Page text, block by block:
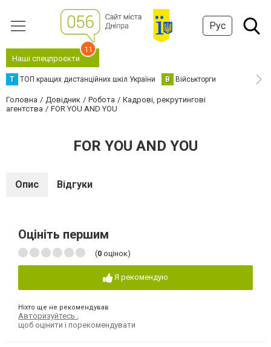
Рус
Наші спецпроєкти
11
Т ТОП кращих дистанційних шкіл України В Військторги
Головна Довідник Робота
Кадрові, рекрутингові
агентства
FOR YOU AND YOU
FOR YOU AND YOU
Опис Відгуки
Оцініть першим
(0 оцінок)
Я рекомендую
Ніхто ще не рекомендував
Авторизуйтесь
щоб оцінити і порекомендувати